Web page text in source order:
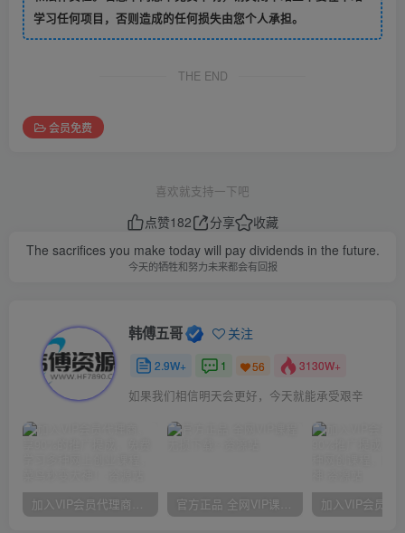
学习任何项目，否则造成的任何损失由您个人承担。
THE END
会员免费
喜欢就支持一下吧
点赞182 分享
收藏
The sacrifices you make today will pay dividends in the future.
今天的牺牲和努力未来都会有回报
韩傅五哥 关注
2.9W+ 1 56 3130W+
如果我们相信明天会更好，今天就能承受艰辛
加入VIP会员代理商，享90%的推广提成，免费学习多种网上创业课程，菜鸟秒变大神！ 官方正品 全网VIP课程 无损下载~